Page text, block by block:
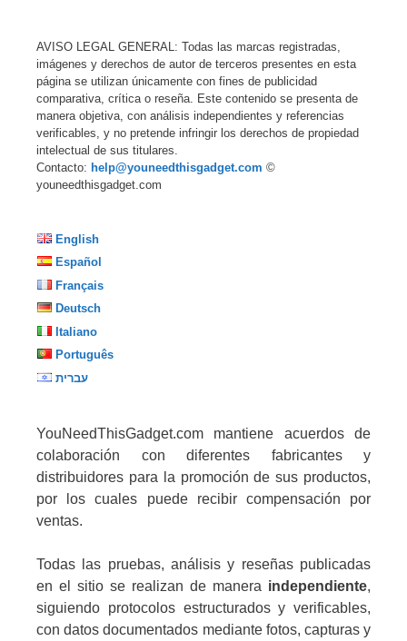
AVISO LEGAL GENERAL: Todas las marcas registradas,
imágenes y derechos de autor de terceros presentes en esta
página se utilizan únicamente con fines de publicidad
comparativa, crítica o reseña. Este contenido se presenta de
manera objetiva, con análisis independientes y referencias
verificables, y no pretende infringir los derechos de propiedad
intelectual de sus titulares.
Contacto: help@youneedthisgadget.com ©
youneedthisgadget.com
English
Español
Français
Deutsch
Italiano
Português
עברית
YouNeedThisGadget.com mantiene acuerdos de
colaboración con diferentes fabricantes y
distribuidores para la promoción de sus productos,
por los cuales puede recibir compensación por
ventas.
Todas las pruebas, análisis y reseñas publicadas
en el sitio se realizan de manera independiente,
siguiendo protocolos estructurados y verificables,
con datos documentados mediante fotos, capturas y